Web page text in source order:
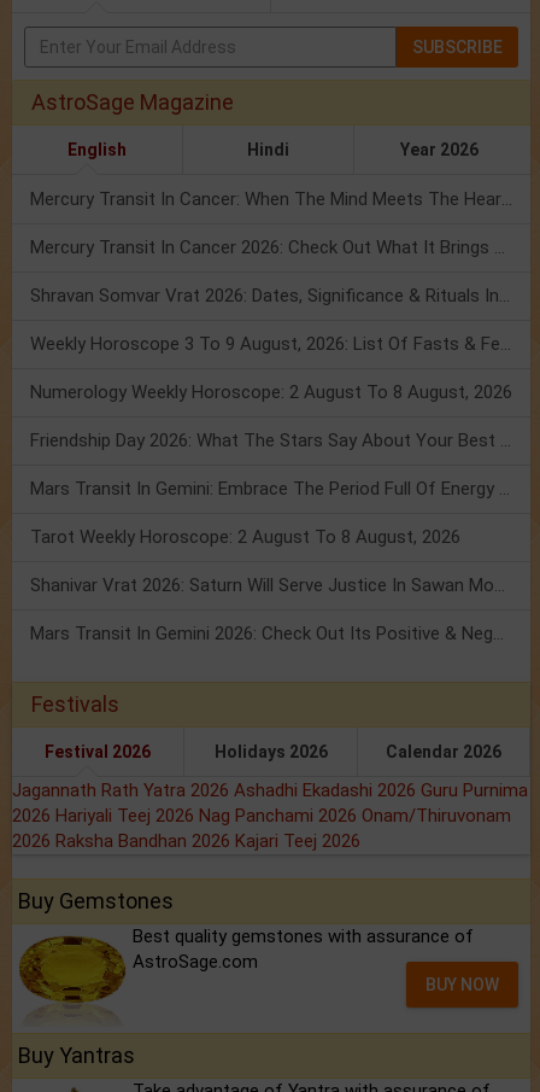
SUBSCRIBE
AstroSage Magazine
English Hindi Year 2026
Mercury Transit In Cancer: When The Mind Meets The Heart!
Mercury Transit In Cancer 2026: Check Out What It Brings For You
Shravan Somvar Vrat 2026: Dates, Significance & Rituals In August
Weekly Horoscope 3 To 9 August, 2026: List Of Fasts & Festivals
Numerology Weekly Horoscope: 2 August To 8 August, 2026
Friendship Day 2026: What The Stars Say About Your Best Friend!
Mars Transit In Gemini: Embrace The Period Full Of Energy & Intelligence
Tarot Weekly Horoscope: 2 August To 8 August, 2026
Shanivar Vrat 2026: Saturn Will Serve Justice In Sawan Month!
Mars Transit In Gemini 2026: Check Out Its Positive & Negative Impact
Festivals
Festival 2026 Holidays 2026 Calendar 2026
Jagannath Rath Yatra 2026 Ashadhi Ekadashi 2026 Guru Purnima
2026 Hariyali Teej 2026 Nag Panchami 2026 Onam/Thiruvonam
2026 Raksha Bandhan 2026 Kajari Teej 2026
Buy Gemstones
Best quality gemstones with assurance of
AstroSage.com
BUY NOW
Buy Yantras